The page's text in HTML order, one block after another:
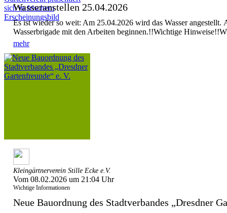
Wasseranstellen 25.04.2026
Es ist wieder so weit: Am 25.04.2026 wird das Wasser
Wasserbrigade mit den Arbeiten beginnen.!!Wichtige
mehr
Kleingärtnerverein Stille Ecke e.V.
Vom 08.02.2026 um 21:04 Uhr
Wichtige Informationen
Neue Bauordnung des Stadtverbandes „Dresdner